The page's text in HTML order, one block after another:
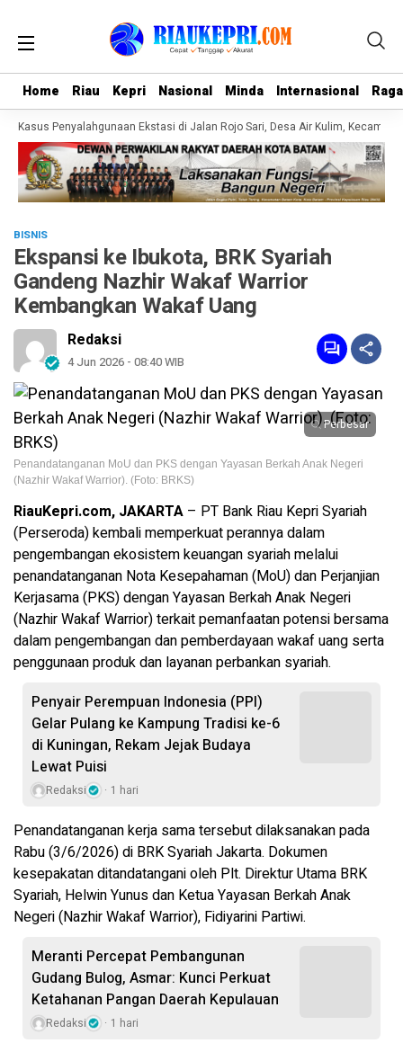
Home Riau Kepri Nasional Minda Internasional
Home Riau Kepri Nasional Minda Internasional
Kasus Penyalahgunaan Ekstasi di Jalan Rojo Sari, Desa Air Kulim, Kecamatan
BISNIS
Ekspansi ke Ibukota, BRK Syariah
Gandeng Nazhir Wakaf Warrior
Kembangkan Wakaf Uang
Redaksi
4 Jun 2026 - 08:40 WIB
Perbesar
Penandatanganan MoU dan PKS dengan Yayasan Berkah Anak Negeri
(Nazhir Wakaf Warrior). (Foto: BRKS)
RiauKepri.com, JAKARTA – PT Bank Riau Kepri Syariah
(Perseroda) kembali memperkuat perannya dalam
pengembangan ekosistem keuangan syariah melalui
penandatanganan Nota Kesepahaman (MoU) dan Perjanjian
Kerjasama (PKS) dengan Yayasan Berkah Anak Negeri
(Nazhir Wakaf Warrior) terkait pemanfaatan potensi bersama
dalam pengembangan dan pemberdayaan wakaf uang serta
penggunaan produk dan layanan perbankan syariah.
Penyair Perempuan Indonesia (PPI)
Gelar Pulang ke Kampung Tradisi ke-6
di Kuningan, Rekam Jejak Budaya
Lewat Puisi
Redaksi 1 hari
Penandatanganan kerja sama tersebut dilaksanakan pada
Rabu (3/6/2026) di BRK Syariah Jakarta. Dokumen
kesepakatan ditandatangani oleh Plt. Direktur Utama BRK
Syariah, Helwin Yunus dan Ketua Yayasan Berkah Anak
Negeri (Nazhir Wakaf Warrior), Fidiyarini Partiwi.
Meranti Percepat Pembangunan
Gudang Bulog, Asmar: Kunci Perkuat
Ketahanan Pangan Daerah Kepulauan
Redaksi 1 hari